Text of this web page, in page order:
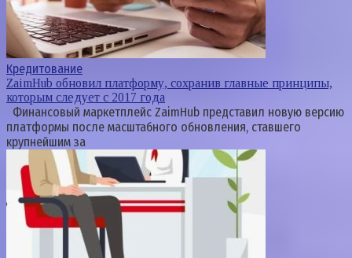
Кредитование
ZaimHub обновил платформу, сохранив главные принципы,
которым следует с 2017 года
Финансовый маркетплейс ZaimHub представил новую версию
платформы после масштабного обновления, ставшего
крупнейшим за